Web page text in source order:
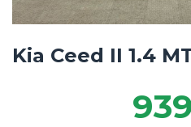
Kia Ceed II 1.4